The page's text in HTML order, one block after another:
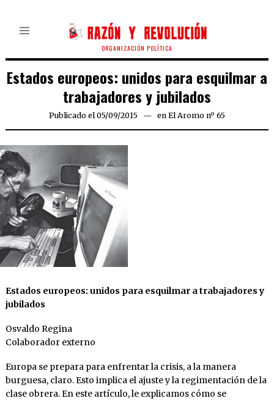
ORGANIZACIÓN POLÍTICA
Estados europeos: unidos para esquilmar a
trabajadores y jubilados
Publicado el 05/09/2015 en El Aromo nº 65
Estados europeos: unidos para esquilmar a trabajadores y
jubilados
Osvaldo Regina
Colaborador externo
Europa se prepara para enfrentar la crisis, a la manera
burguesa, claro. Esto implica el ajuste y la regimentación de la
clase obrera. En este artículo, le explicamos cómo se